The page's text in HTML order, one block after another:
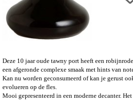
Deze 10 jaar oude tawny port heeft een
een afgeronde complexe smaak met hints van
Kan nu worden geconsumeerd of kan je gerust
evolueren op de fles.
Mooi gepresenteerd in een moderne decanter. Het